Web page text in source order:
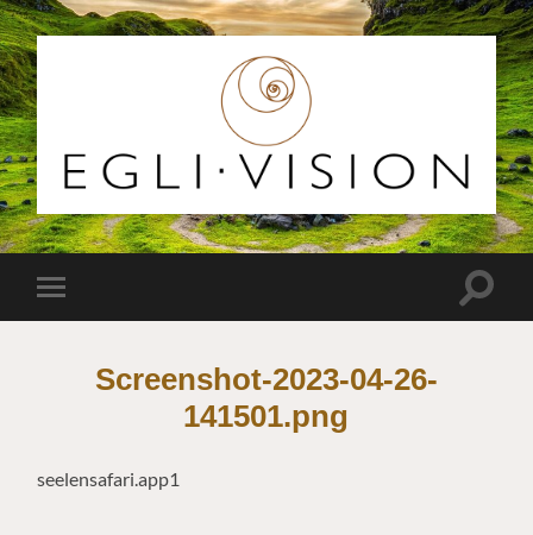
Egli
Vision
Menü
Screenshot-2023-04-26-
141501.png
seelensafari.app1